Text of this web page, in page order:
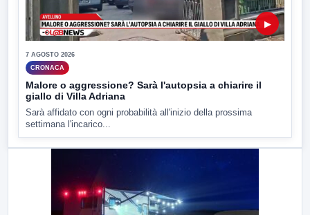
▶
7 AGOSTO 2026
CRONACA
Malore o aggressione? Sarà l'autopsia a chiarire il
giallo di Villa Adriana
Sarà affidato con ogni probabilità all'inizio della prossima
settimana l'incarico...